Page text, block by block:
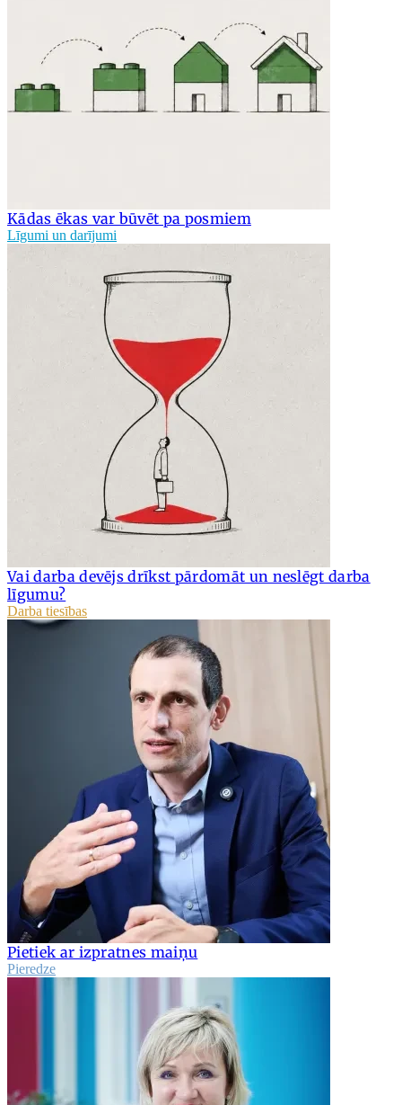
Kādas ēkas var būvēt pa posmiem
Līgumi un darījumi
Vai darba devējs drīkst pārdomāt un neslēgt darba
līgumu?
Darba tiesības
Pietiek ar izpratnes maiņu
Pieredze